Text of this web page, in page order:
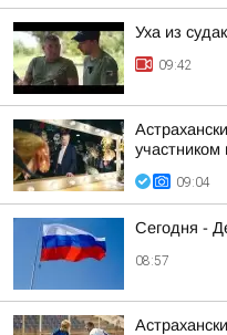
Уха из
09:42
09:04
Сегодня -
08:57